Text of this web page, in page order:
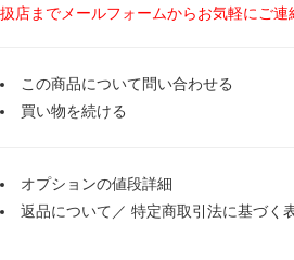
扱店までメールフォームからお気軽にご連
この商品について問い合わせる
買い物を続ける
オプションの値段詳細
返品について ／ 特定商取引法に基づく